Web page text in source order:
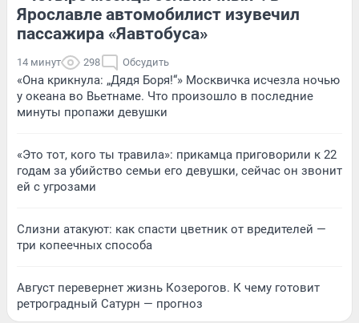
Ярославле автомобилист изувечил
пассажира «Яавтобуса»
14 минут 298 Обсудить
«Она крикнула: „Дядя Боря!“» Москвичка исчезла ночью
у океана во Вьетнаме. Что произошло в последние
минуты пропажи девушки
«Это тот, кого ты травила»: прикамца приговорили к 22
годам за убийство семьи его девушки, сейчас он звонит
ей с угрозами
Слизни атакуют: как спасти цветник от вредителей —
три копеечных способа
Август перевернет жизнь Козерогов. К чему готовит
ретроградный Сатурн — прогноз